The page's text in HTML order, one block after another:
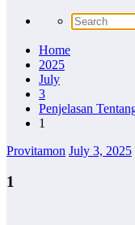
Home
2025
July
3
Penjelasan
1
Provitamon July 3, 2025
1